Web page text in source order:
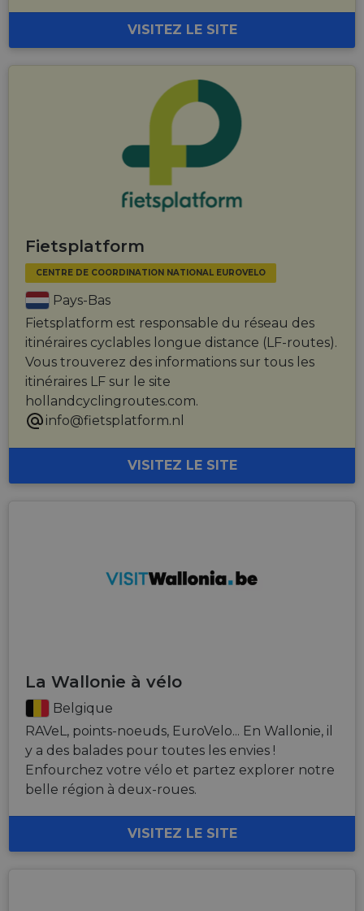
VISITEZ LE SITE
Fietsplatform
CENTRE DE COORDINATION NATIONAL EUROVELO
Pays-Bas
Fietsplatform est responsable du réseau des
itinéraires cyclables longue distance (LF-routes).
Vous trouverez des informations sur tous les
itinéraires LF sur le site
hollandcyclingroutes.com.
info@fietsplatform.nl
VISITEZ LE SITE
La Wallonie à vélo
Belgique
RAVeL, points-noeuds, EuroVelo... En Wallonie, il
y a des balades pour toutes les envies !
Enfourchez votre vélo et partez explorer notre
belle région à deux-roues.
VISITEZ LE SITE